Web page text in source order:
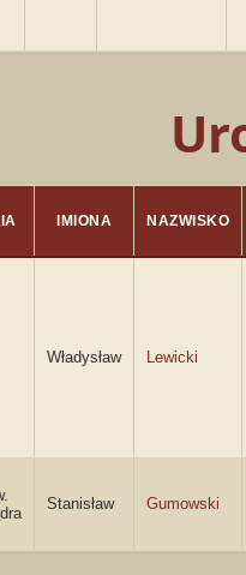
IMIONA NAZWISKO
Władysław Lewicki
Stanisław Gumowski